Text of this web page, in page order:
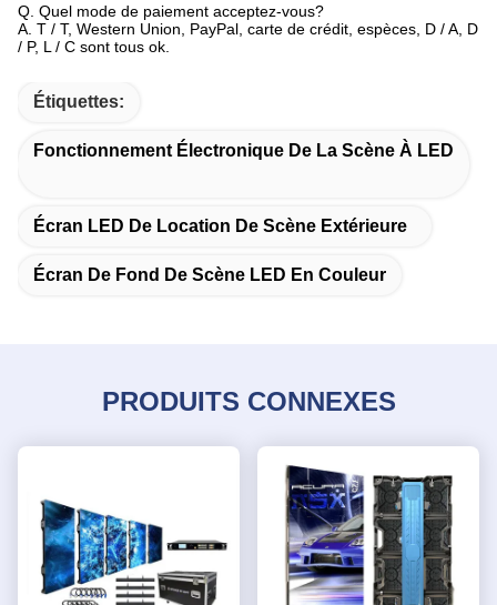
Q. Quel mode de paiement acceptez-vous?
A. T / T, Western Union, PayPal, carte de crédit, espèces, D / A, D
/ P, L / C sont tous ok.
Étiquettes:
Fonctionnement Électronique De La Scène À LED
Écran LED De Location De Scène Extérieure
Écran De Fond De Scène LED En Couleur
PRODUITS CONNEXES